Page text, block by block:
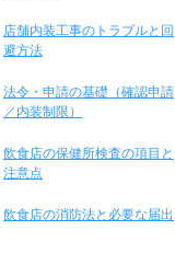
店舗内装工事のトラブルと回
避方法
法令・申請の基礎（確認申請
／内装制限）
飲食店の保健所検査の項目と
注意点
飲食店の消防法と必要な届出